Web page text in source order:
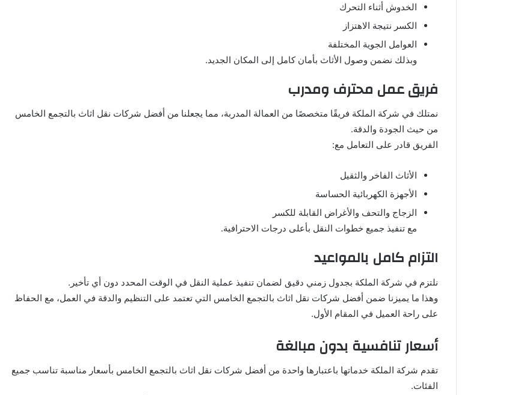
الخدوش أثناء التحرك
الكسر نتيجة الاهتزاز
العوامل الجوية المختلفة
وبذلك نضمن وصول الأثاث بأمان كامل إلى المكان الجديد.
فريق عمل محترف ومدرب
نمتلك في شركة الملكة فريقًا متخصصًا من العمالة المدربة، مما يجعلنا من أفضل شركات نقل اثاث بالتجمع الخامس
من حيث الجودة والدقة.
الفريق قادر على التعامل مع:
الأثاث الفاخر والثقيل
الأجهزة الكهربائية الحساسة
الزجاج والتحف والأغراض القابلة للكسر
مع تنفيذ جميع خطوات النقل بأعلى درجات الاحترافية.
التزام كامل بالمواعيد
نلتزم في شركة الملكة بجدول زمني دقيق لضمان تنفيذ عملية النقل في الوقت المحدد دون أي تأخير.
وهذا ما يميزنا ضمن أفضل شركات نقل اثاث بالتجمع الخامس التي تعتمد على التنظيم والدقة في العمل، مع الحفاظ
على راحة العميل في المقام الأول.
أسعار تنافسية بدون مبالغة
تقدم شركة الملكة خدماتها باعتبارها واحدة من أفضل شركات نقل اثاث بالتجمع الخامس بأسعار مناسبة تناسب جميع
الفئات.